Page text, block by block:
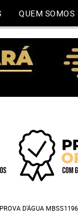
QUEM SOMOS
D'ÁGUA